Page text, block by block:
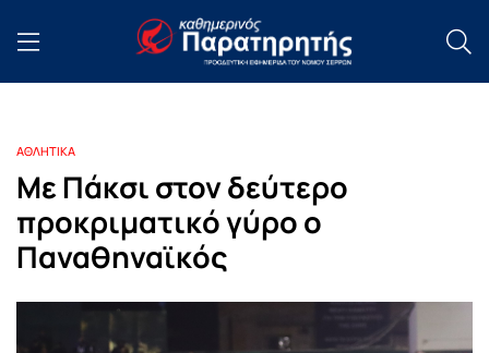
ΑΘΛΗΤΙΚΑ
Με Πάκσι στον δεύτερο
προκριματικό γύρο o
Παναθηναϊκός